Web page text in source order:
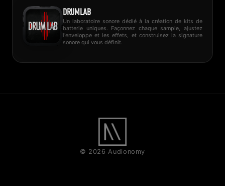
DRUMLAB
Un laboratoire sonore dédié à la création de kits de
batterie uniques. Façonnez chaque sample, ajustez
l'enveloppe et les effets, et construisez la signature
sonore qui vous définit.
© 2026 Audionomy